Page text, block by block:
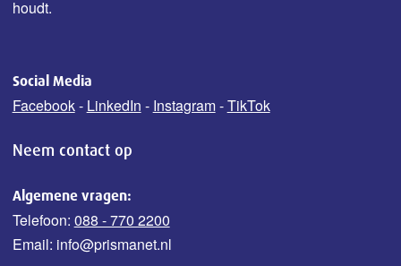
houdt.
Social Media
Facebook- LinkedIn - Instagram-TikTok
Neem contact op
Algemene vragen:
Telefoon: 088 - 770 2200
Email: info@prismanet.nl